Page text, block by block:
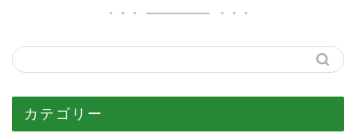
カテゴリー